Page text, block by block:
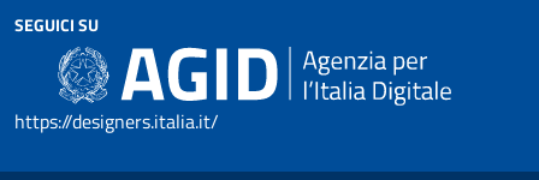
SEGUICI SU
https://designers.italia.it/